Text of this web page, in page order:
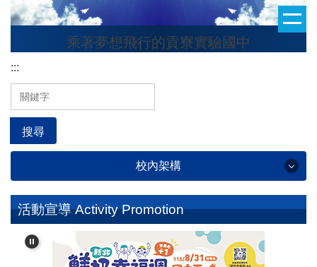
跳
到
區
乘著夢想飛行的貢寮實驗國中
:::
搜尋
校內架構
學校簡介 School Profile
行政處室 Administrative Office
校友專區 Alumni Section
活動宣導 Activity Promotion